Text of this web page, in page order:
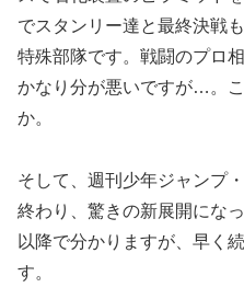
でスタンリー達と最終決戦
特殊部隊です。戦闘のプロ
かなり分が悪いですが…。
か。
そして、週刊少年ジャンプ
終わり、驚きの新展開にな
以降で分かりますが、早く
す。